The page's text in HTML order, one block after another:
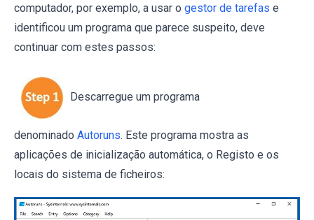
computador, por exemplo, a usar o gestor de tarefas e
identificou um programa que parece suspeito, deve
continuar com estes passos:
Descarregue um programa
denominado Autoruns. Este programa mostra as
aplicações de inicialização automática, o Registo e os
locais do sistema de ficheiros: